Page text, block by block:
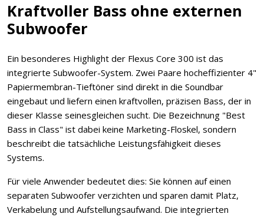
Kraftvoller Bass ohne externen
Subwoofer
Ein besonderes Highlight der Flexus Core 300 ist das
integrierte Subwoofer-System. Zwei Paare hocheffizienter 4"
Papiermembran-Tieftöner sind direkt in die Soundbar
eingebaut und liefern einen kraftvollen, präzisen Bass, der in
dieser Klasse seinesgleichen sucht. Die Bezeichnung "Best
Bass in Class" ist dabei keine Marketing-Floskel, sondern
beschreibt die tatsächliche Leistungsfähigkeit dieses
Systems.
Für viele Anwender bedeutet dies: Sie können auf einen
separaten Subwoofer verzichten und sparen damit Platz,
Verkabelung und Aufstellungsaufwand. Die integrierten